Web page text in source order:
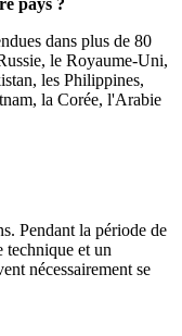
dans plus de 80
le Royaume-Uni,
les Philippines,
la Corée, l'Arabie
Pendant la période de
technique et un
nécessairement se